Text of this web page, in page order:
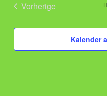
Vorherige
Kalender